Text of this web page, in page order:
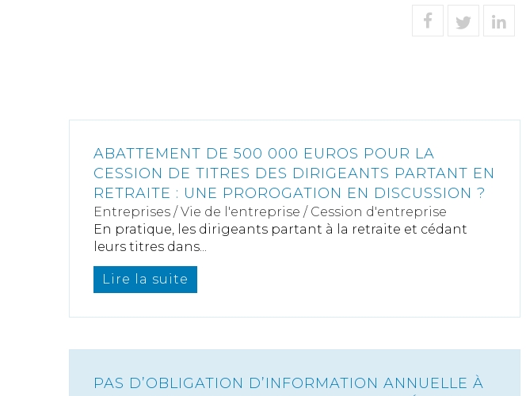
ABATTEMENT DE 500 000 EUROS POUR LA
CESSION DE TITRES DES DIRIGEANTS PARTANT EN
RETRAITE : UNE PROROGATION EN DISCUSSION ?
Entreprises /Vie de l'entreprise / Cession d'entreprise
En pratique, les dirigeants partant à la retraite et cédant
leurs titres dans...
Lire la suite
PAS D’OBLIGATION D’INFORMATION ANNUELLE À